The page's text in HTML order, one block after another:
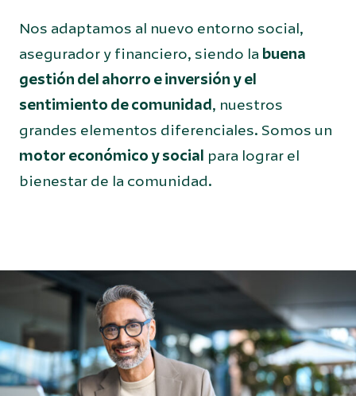
Nos adaptamos al nuevo entorno social,
asegurador y financiero, siendo la buena
gestión del ahorro e inversión y el
sentimiento de comunidad, nuestros
grandes elementos diferenciales. Somos un
motor económico y social para lograr el
bienestar de la comunidad.